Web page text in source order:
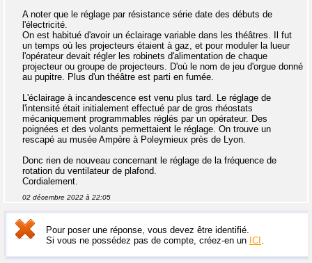
A noter que le réglage par résistance série date des débuts de
l'électricité.
On est habitué d'avoir un éclairage variable dans les théâtres. Il fut
un temps où les projecteurs étaient à gaz, et pour moduler la lueur
l'opérateur devait régler les robinets d'alimentation de chaque
projecteur ou groupe de projecteurs. D'où le nom de jeu d'orgue donné
au pupitre. Plus d'un théâtre est parti en fumée.
L'éclairage à incandescence est venu plus tard. Le réglage de
l'intensité était initialement effectué par de gros rhéostats
mécaniquement programmables réglés par un opérateur. Des
poignées et des volants permettaient le réglage. On trouve un
rescapé au musée Ampère à Poleymieux près de Lyon.
Donc rien de nouveau concernant le réglage de la fréquence de
rotation du ventilateur de plafond.
Cordialement.
02 décembre 2022 à 22:05
Pour poser une réponse, vous devez être identifié.
Si vous ne possédez pas de compte, créez-en un ICI .